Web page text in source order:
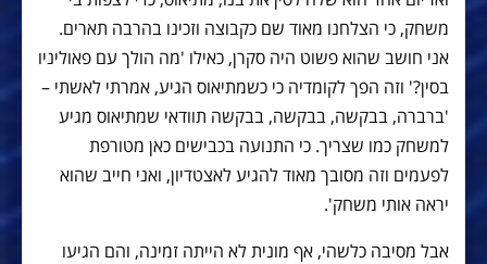
משחק, כי הצלחנו מאוד שם כקבוצה וזכינו בהרבה תארים.
אני חושב שהוא פשוט היה סקרן, כאילו 'מה הולך עם פאוליניו
בסין?' וזה הפך לקומדיה כי כשמתיאוס הגיע, אמרתי לאשתי –
'ברברה, בבקשה, בבקשה, בבקשה תוודאי שמתיאוס מגיע
למשחק כמו שצריך. כי התנועה בכבישים כאן מטורפת
לפעמים וזה מסובך מאוד להגיע לאצטדיון, ואני חייב שהוא
יראה אותי משחק'.
אבל מסיבה כלשהי, אף מונית לא הייתה זמינה, והם הגיעו